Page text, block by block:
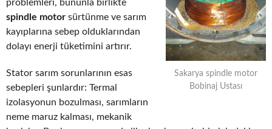
Sakarya spindle motor
Bobinaj Ustası
problemleri, bununla birlikte
spindle motor sürtünme ve sarım
kayıplarına sebep olduklarından
dolayı enerji tüketimini artırır.
Stator sarım sorunlarının esas
sebepleri şunlardır: Termal
izolasyonun bozulması, sarımların
neme maruz kalması, mekanik